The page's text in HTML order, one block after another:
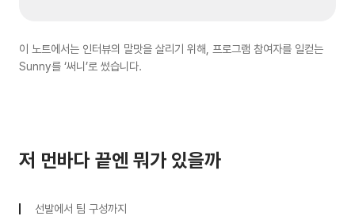
이 노트에서는 인터뷰의 말맛을 살리기 위해, 프로그램 참여자를 일컫는
Sunny를 ‘써니’로 썼습니다.
저 먼바다 끝엔 뭐가 있을까
선발에서 팀 구성까지